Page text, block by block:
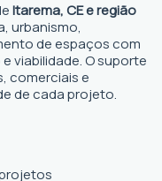
Itarema, CE e região
urbanismo,
de espaços com
viabilidade. O suporte
comerciais e
de cada projeto.